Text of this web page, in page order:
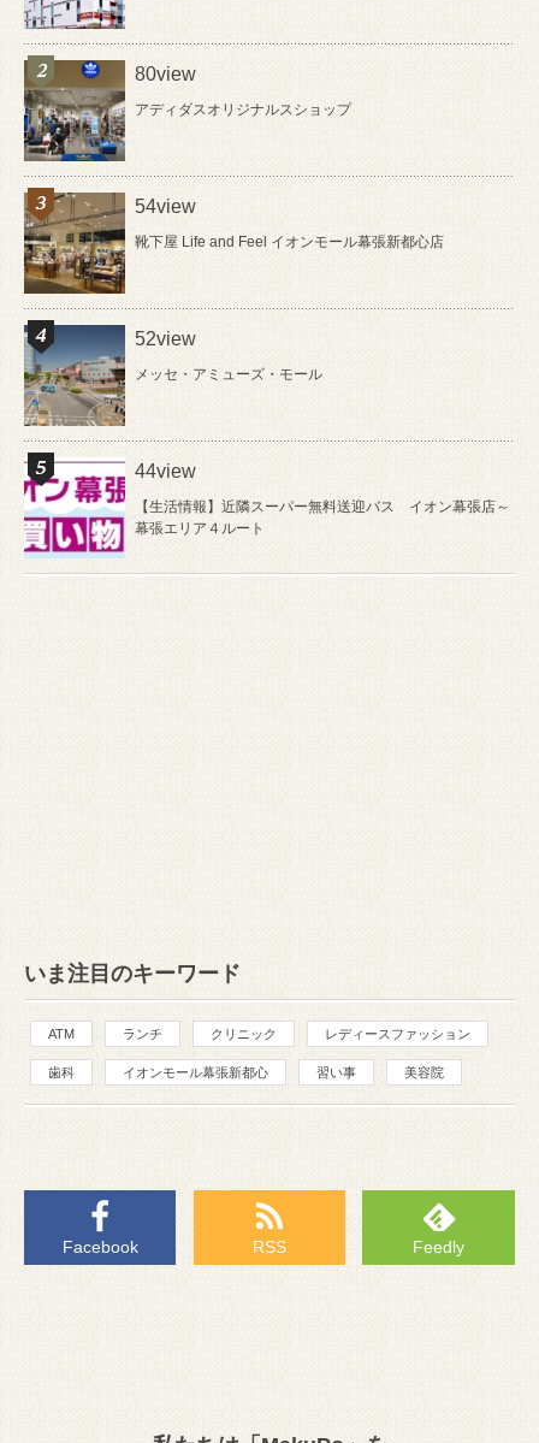
80view
アディダスオリジナルスショップ
54view
靴下屋 Life and Feel イオンモール幕張新都心店
52view
メッセ・アミューズ・モール
44view
【生活情報】近隣スーパー無料送迎バス イオン幕張店～
幕張エリア４ルート
いま注目のキーワード
ATM ランチ クリニック レディースファッション
歯科 イオンモール幕張新都心 習い事 美容院
Facebook RSS Feedly